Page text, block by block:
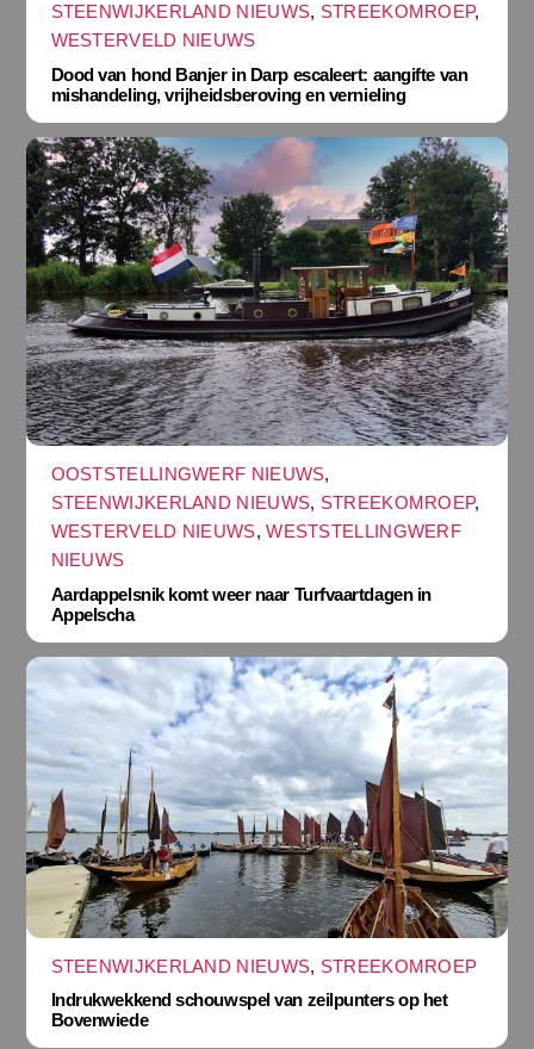
STEENWIJKERLAND NIEUWS, STREEKOMROEP,
WESTERVELD NIEUWS
Dood van hond Banjer in Darp escaleert: aangifte van
mishandeling, vrijheidsberoving en vernieling
OOSTSTELLINGWERF NIEUWS,
STEENWIJKERLAND NIEUWS, STREEKOMROEP,
WESTERVELD NIEUWS,WESTSTELLINGWERF
NIEUWS
Aardappelsnik komt weer naar Turfvaartdagen in
Appelscha
STEENWIJKERLAND NIEUWS, STREEKOMROEP
Indrukwekkend schouwspel van zeilpunters op het
Bovenwiede